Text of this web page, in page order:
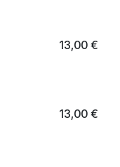
13,00€
13,00€